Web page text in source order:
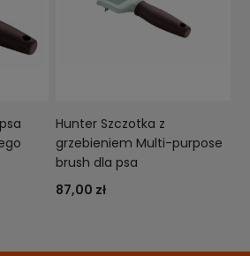
Hunter Szczotka z
grzebieniem Multi-purpose
brush dla psa
87,00 zł